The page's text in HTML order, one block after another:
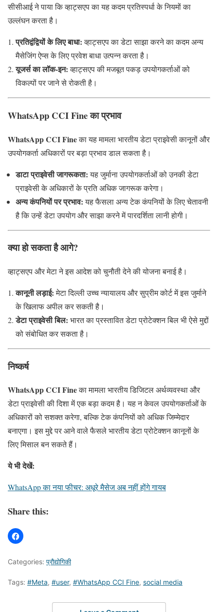
सीसीआई ने पाया कि व्हाट्सएप का यह कदम प्रतिस्पर्धा के नियमों का
उल्लंघन करता है।
प्रतिद्वंद्वियों के लिए बाधा:व्हाट्सएप का डेटा साझा करने का कदम अन्य
मैसेजिंग ऐप्स के लिए प्रवेश बाधा उत्पन्न करता है।
यूजर्स का लॉक-इन:व्हाट्सएप की मजबूत पकड़ उपयोगकर्ताओं को
विकल्पों पर जाने से रोकती है।
WhatsApp CCI Fine का प्रभाव
WhatsApp CCI Fineका यह मामला भारतीय डेटा प्राइवेसी कानूनों और
उपयोगकर्ता अधिकारों पर बड़ा प्रभाव डाल सकता है।
डाटा प्राइवेसी जागरूकता:यह जुर्माना उपयोगकर्ताओं को उनकी डेटा
प्राइवेसी के अधिकारों के प्रति अधिक जागरूक करेगा।
अन्य कंपनियों पर प्रभाव:यह फैसला अन्य टेक कंपनियों के लिए चेतावनी
है कि उन्हें डेटा उपयोग और साझा करने में पारदर्शिता लानी होगी।
क्या हो सकता है आगे?
व्हाट्सएप और मेटा ने इस आदेश को चुनौती देने की योजना बनाई है।
कानूनी लड़ाई:मेटा दिल्ली उच्च न्यायालय और सुप्रीम कोर्ट में इस जुर्माने
के खिलाफ अपील कर सकती है।
डेटा प्राइवेसी बिल: भारत का प्रस्तावित डेटा प्रोटेक्शन बिल भी ऐसे मुद्दों
को संबोधित कर सकता है।
निष्कर्ष
WhatsApp CCI Fineका मामला भारतीय डिजिटल अर्थव्यवस्था और
डेटा प्राइवेसी की दिशा में एक बड़ा कदम है। यह न केवल उपयोगकर्ताओं के
अधिकारों को सशक्त करेगा, बल्कि टेक कंपनियों को अधिक जिम्मेदार
बनाएगा। इस मुद्दे पर आने वाले फैसले भारतीय डेटा प्रोटेक्शन कानूनों के
लिए मिसाल बन सकते हैं।
ये भी देखें:
WhatsApp का नया फीचर: अधूरे मैसेज अब नहीं होंगे गायब
Share this:
Categories: प्रौद्योगिकी
Tags: #Meta, #user, #WhatsApp CCI Fine, social media